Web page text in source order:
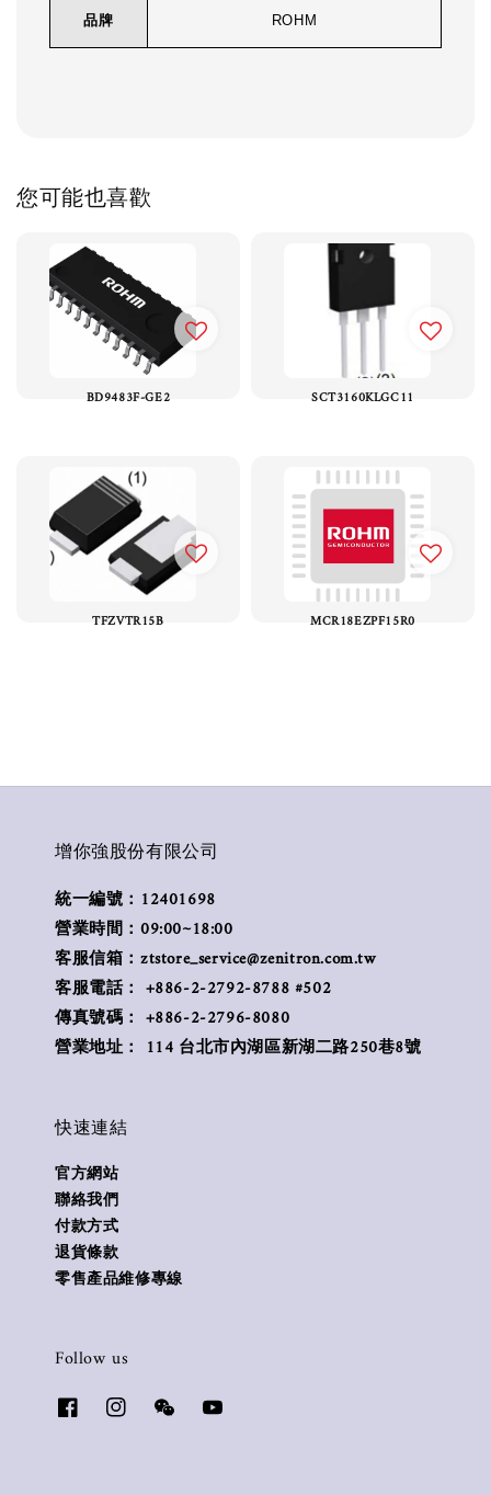
品牌 ROHM
您可能也喜歡
BD9483F-GE2 SCT3160KLGC11
TFZVTR15B MCR18EZPF15R0
增你強股份有限公司
統一編號：12401698
營業時間：09:00~18:00
客服信箱：ztstore_service@zenitron.com.tw
客服電話： +886-2-2792-8788 #502
傳真號碼： +886-2-2796-8080
營業地址： 114 台北市內湖區新湖二路250巷8號
快速連結
官方網站
聯絡我們
付款方式
退貨條款
零售產品維修專線
Follow us